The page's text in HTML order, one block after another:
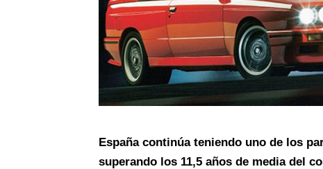
España continúa teniendo uno de los
superando los 11,5 años de media del